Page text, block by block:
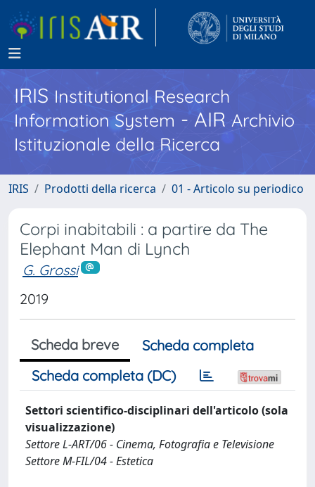
IRISInstitutional Research
Information System - AIR Archivio
Istituzionale della Ricerca
IRIS Prodotti della ricerca 01 - Articolo su periodico
Corpi inabitabili : a partire da The
Elephant Man di Lynch
G. Grossi
2019
Scheda breve
Scheda completa
Scheda completa (DC)
Settori scientifico-disciplinari dell'articolo (sola
visualizzazione)
Settore L-ART/06 - Cinema, Fotografia e Televisione
Settore M-FIL/04 - Estetica